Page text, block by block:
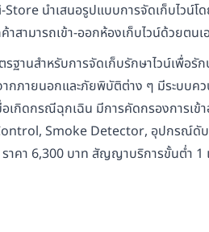
นำเสนอรูปแบบการจัดเก็บไวน์
สามารถเข้า-ออกห้องเก็บไวน์ด้วยตนเ
ฐานสำหรับการจัดเก็บรักษาไวน์เพื่
กภายนอกและภัยพิบัติต่าง ๆ มีระบบ
เกิดกรณีฉุกเฉิน มีการคัดกรองการ
Smoke Detector, อุปกรณ์ดับ
ราคา 6,300 บาท สัญญาบริการขั้นต่ำ